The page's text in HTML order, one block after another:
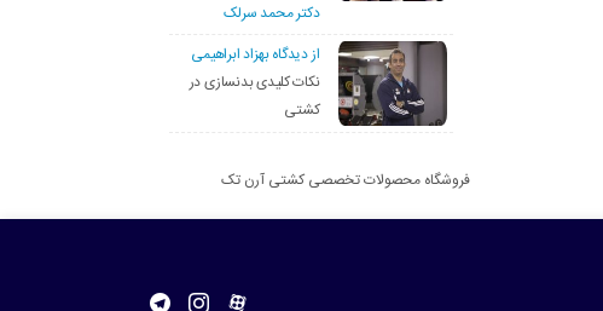
دکتر محمد سرلک
از دیدگاه بهزاد ابراهیمی
نکات کلیدی بدنسازی در
کشتی
فروشگاه محصولات تخصصی کشتی آرن تک